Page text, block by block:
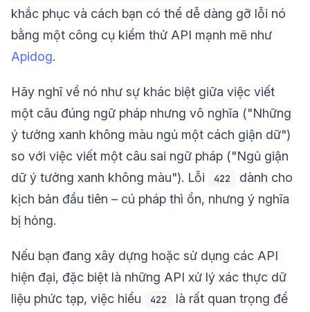
khắc phục và cách bạn có thể dễ dàng gỡ lỗi nó
bằng một công cụ kiểm thử API mạnh mẽ như
Apidog.
Hãy nghĩ về nó như sự khác biệt giữa việc viết
một câu đúng ngữ pháp nhưng vô nghĩa ("Những
ý tưởng xanh không màu ngủ một cách giận dữ")
so với việc viết một câu sai ngữ pháp ("Ngủ giận
dữ ý tưởng xanh không màu"). Lỗi
422
dành cho
kịch bản đầu tiên – cú pháp thì ổn, nhưng ý nghĩa
bị hỏng.
Nếu bạn đang xây dựng hoặc sử dụng các API
hiện đại, đặc biệt là những API xử lý xác thực dữ
liệu phức tạp, việc hiểu
422
là rất quan trọng để